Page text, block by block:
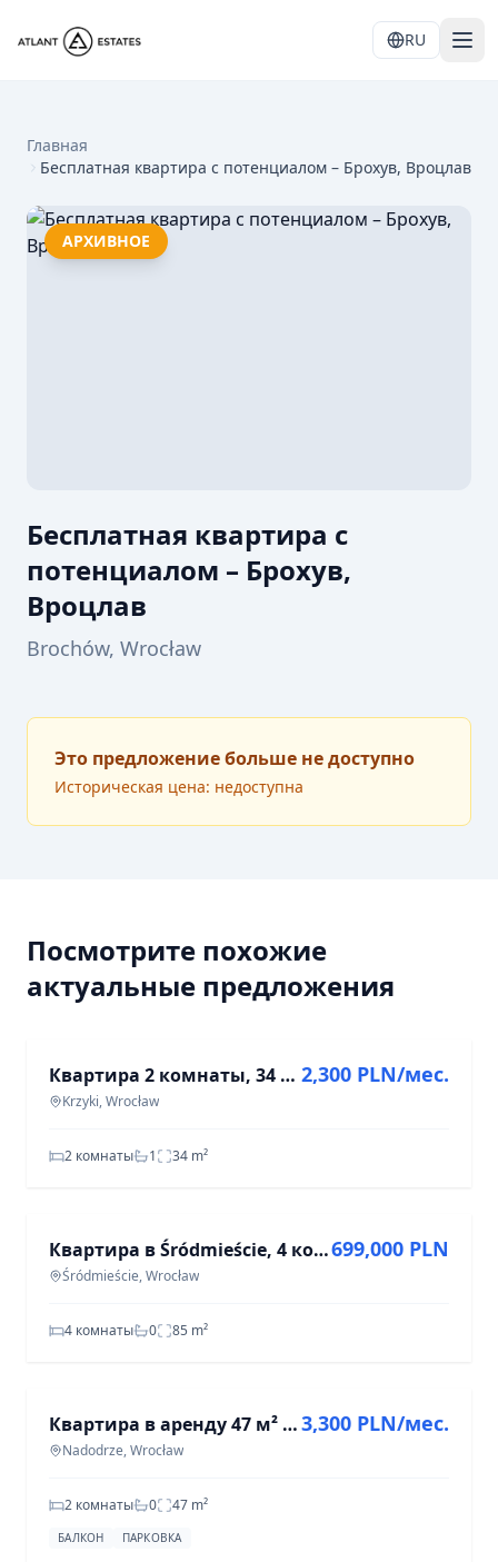
RU
Главная
Бесплатная квартира с потенциалом – Брохув, Вроцлав
АРХИВНОЕ
Бесплатная квартира с
потенциалом – Брохув,
Вроцлав
Brochów, Wrocław
Это предложение больше не доступно
Историческая цена: недоступна
Посмотрите похожие
актуальные предложения
АРЕНДА
Квартира 2 комнаты, 34 м² в Кжижках, ул. Worcella
Krzyki, Wrocław
2,300 PLN/мес.
2 комнаты 1 34 m²
Квартира в Śródmieście, 4 комнаты, 85 м², ул. Ростафиньского
Śródmieście, Wrocław
699,000 PLN
4 комнаты 0 85 m²
Квартира в аренду 47 м² (2 комн.) | Вроцлав, ул. Князя Витольда
Nadodrze, Wrocław
3,300 PLN/мес.
2 комнаты 0 47 m²
БАЛКОН ПАРКОВКА